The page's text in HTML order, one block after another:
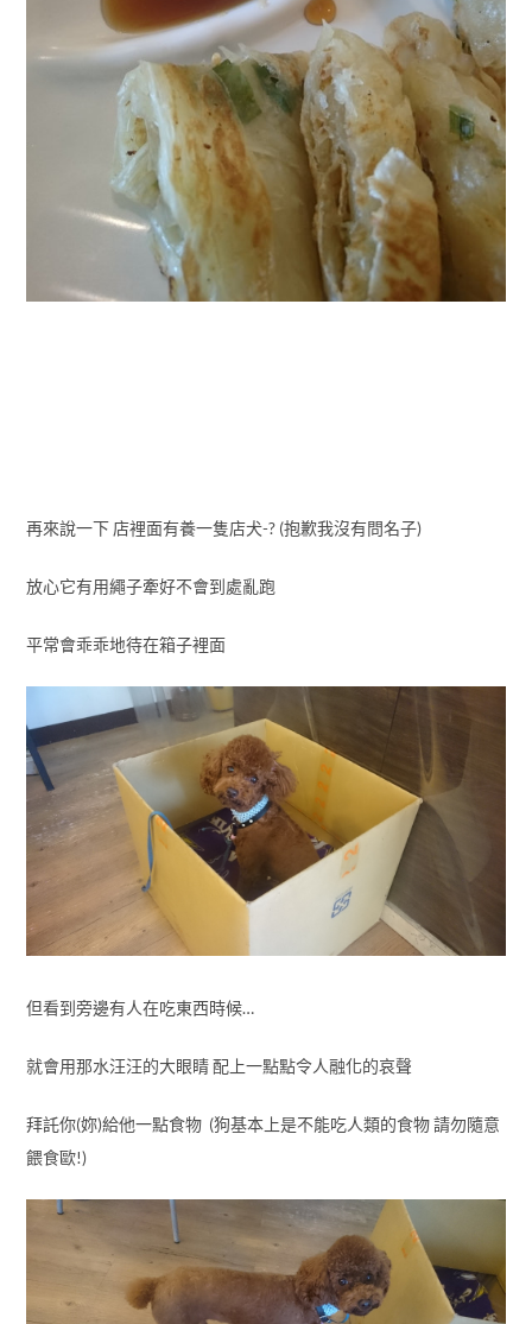
再來說一下 店裡面有養一隻店犬-? (抱歉我沒有問名子)
放心它有用繩子牽好不會到處亂跑
平常會乖乖地待在箱子裡面
但看到旁邊有人在吃東西時候…
就會用那水汪汪的大眼睛 配上一點點令人融化的哀聲
拜託你(妳)給他一點食物 (狗基本上是不能吃人類的食物 請勿隨意
餵食歐!)